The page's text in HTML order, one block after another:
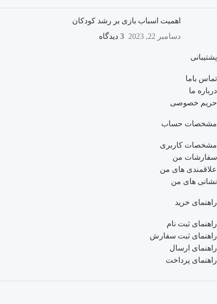
اهمیت اسباب بازی بر رشد کودکان
دسامبر 22, 2023
3 دیدگاه
پشتیبانی
تماس باما
درباره ما
حریم خصوصی
مشخصات حساب
مشخصات کاربری
سفارشات من
علاقمندی های من
نشانی های من
راهنمای خرید
راهنمای ثبت نام
راهنمای ثبت سفارش
راهنمای ارسال
راهنمای پرداخت